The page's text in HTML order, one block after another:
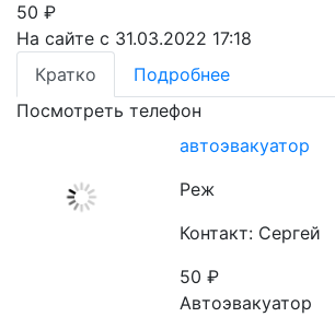
50 ₽
На сайте с 31.03.2022 17:18
Кратко
Подробнее
Посмотреть телефон
автоэвакуатор
Реж
Контакт: Сергей
50₽
Автоэвакуатор